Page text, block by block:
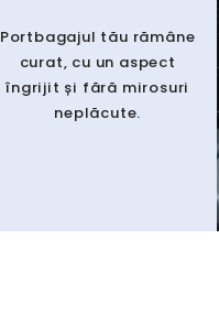
Portbagajul tău rămâne
curat, cu un aspect
îngrijit și fără mirosuri
neplăcute.